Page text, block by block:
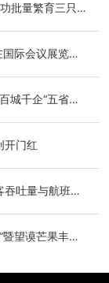
批量繁育三只
际会议展览中
城千企“五省
开门红
吐量与航班起
望谟芒果丰收